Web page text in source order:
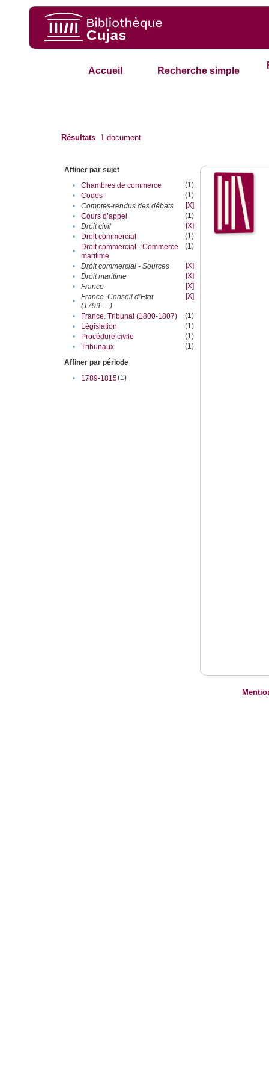
Accueil Recherche simple
Résultats 1 document
Affiner par sujet
•
Chambres de commerce
(1)
•
Codes
(1)
•
Comptes-rendus des débats
[X]
•
Cours d’appel
(1)
•
Droit civil
[X]
•
Droit commercial
(1)
•
Droit commercial - Commerce
maritime
(1)
• Droit commercial - Sources
[X]
•
Droit maritime
[X]
•
France
[X]
•
France. Conseil d’Etat
(1799-....)
[X]
• France. Tribunat (1800-1807)
(1)
•
Législation
(1)
•
Procédure civile
(1)
•
Tribunaux
(1)
Affiner par période
•
1789-1815(1)